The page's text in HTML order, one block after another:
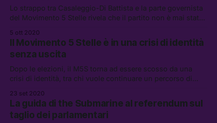
Lo strappo tra Casaleggio-Di Battista e la parte governista
del Movimento 5 Stelle rivela che il partito non è mai stato
un’azienda, o un club privato
5 ott 2020
Il Movimento 5 Stelle è in una crisi di identità
senza uscita
Dopo le elezioni, il M5S torna ad essere scosso da una
crisi di identità, tra chi vuole continuare un percorso di
“sfascista” e contro le alleanze
23 set 2020
La guida di the Submarine al referendum sul
taglio dei parlamentari